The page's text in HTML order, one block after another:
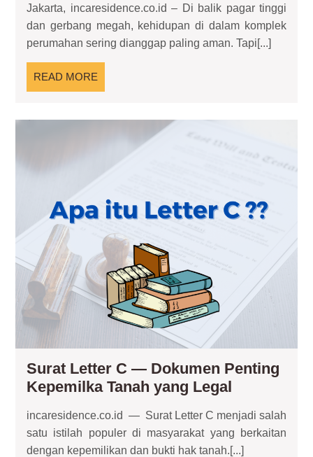
Komplek:
Menjaga
Nyaman
Ancaman
Komplek
Jakarta, incaresidence.co.id – Di balik pagar tinggi
dan gerbang megah, kehidupan di dalam komplek
perumahan sering dianggap paling aman. Tapi[...]
READ MORE
MORE
Surat Letter C — Dokumen Penting
Kepemilka Tanah yang Legal
C
—
incaresidence.co.id — Surat Letter C menjadi salah
satu istilah populer di masyarakat yang berkaitan
dengan kepemilikan dan bukti hak tanah.[...]